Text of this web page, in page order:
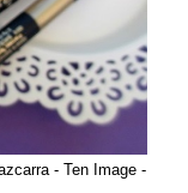
- Ten Image -